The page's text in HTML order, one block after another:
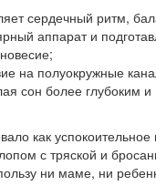
сердечный ритм,
аппарат и
на полуокружные
сон более глубоким и
как
с тряской и
ни маме, ни